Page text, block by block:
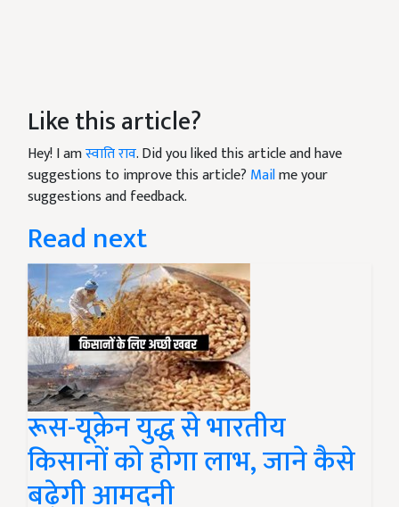
Like this article?
Hey! I amस्वाति राव. Did you liked this article and have
suggestions to improve this article? Mailme your
suggestions and feedback.
Read next
रूस-यूक्रेन युद्ध से भारतीय
किसानों को होगा लाभ, जाने कैसे
बढ़ेगी आमदनी